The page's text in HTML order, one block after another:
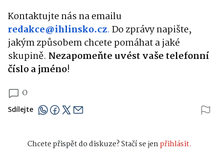
Kontaktujte nás na emailu
redakce@ihlinsko.cz. Do zprávy napište,
jakým způsobem chcete pomáhat a jaké
skupině. Nezapomeňte uvést vaše telefonní
číslo a jméno!
0
Sdílejte
Chcete přispět do diskuze? Stačí se jenpřihlásit.